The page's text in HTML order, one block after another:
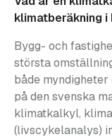
klimatberäkning
Bygg- och
största
både
på den svenska
klimatkalkyl,
(livscykelanalys)